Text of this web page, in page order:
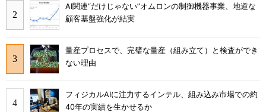
AI関連“だけじゃない”オムロンの制御機器事業、地道な
顧客基盤強化が結実
量産プロセスで、完璧な量産（組み立て）と検査ができ
ない理由
フィジカルAIに注力するインテル、組み込み市場での約
40年の実績を生かせるか